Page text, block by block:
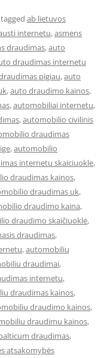
ab lietuvos
internetu,asmens
draudimas,auto
draudimas internetu
pigiau,auto
,auto draudimo kainos,
,automobiliai internetu,
,automobilio civilinis
draudimas
,automobilio
internetu skaiciuokle,
draudimas kainos,
draudimas uk,
draudimo kaina,
draudimo skaičiuoklė,
draudimas,
,automobilių
draudimai,
internetu,
draudimas kainos,
draudimo kainos,
draudimu kainos,
draudimas,
atsakomybės